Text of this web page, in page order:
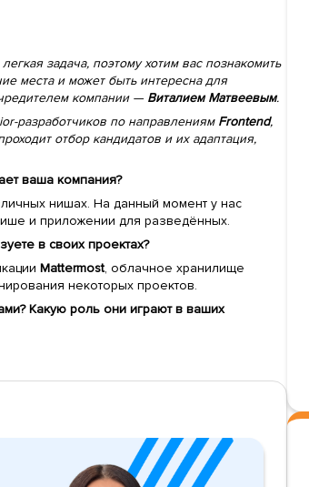
задача, поэтому хотим вас познакомить
места и может быть интересна для
компании — Виталием Матвеевым.
разработчиков по направлениям Frontend,
отбор кандидатов и их адаптация,
ваша компания?
нишах. На данный момент у нас
и приложении для разведённых.
в своих проектах?
Mattermost, облачное хранилище
некоторых проектов.
Какую роль они играют в ваших